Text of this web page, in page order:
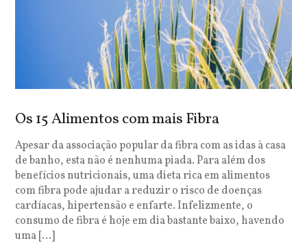
Os 15 Alimentos com mais Fibra
Apesar da associação popular da fibra com as idas à casa
de banho, esta não é nenhuma piada. Para além dos
benefícios nutricionais, uma dieta rica em alimentos
com fibra pode ajudar a reduzir o risco de doenças
cardíacas, hipertensão e enfarte. Infelizmente, o
consumo de fibra é hoje em dia bastante baixo, havendo
uma […]